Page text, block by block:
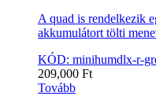
A quad is rendelkezik
akkumulátort tölti
KÓD: minihumdlx-r-
209,000 Ft
Tovább